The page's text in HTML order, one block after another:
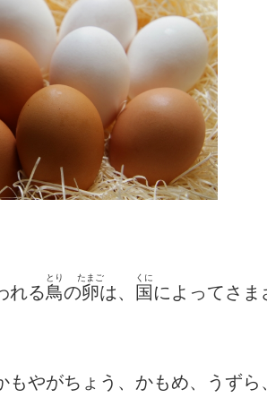
れる鳥
とり
の卵
たまご
は、 国
くに
によってさま
もやがちょう、かもめ、うずら